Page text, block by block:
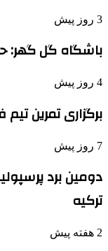
3 روز پیش
باشگاه گل گهر:
4 روز پیش
برگزاری تمرین
7 روز پیش
دومین برد
ترکیه
2 هفته پیش